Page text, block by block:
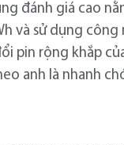
đánh giá cao
sử dụng công
pin rộng khắp
anh là nhanh